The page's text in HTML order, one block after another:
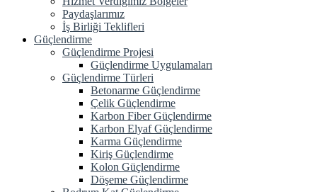
Paydaşlarımız
İş Birliği Teklifleri
Güçlendirme
Güçlendirme Projesi
Güçlendirme Uygulamaları
Güçlendirme Türleri
Betonarme Güçlendirme
Çelik Güçlendirme
Karbon Fiber Güçlendirme
Karbon Elyaf Güçlendirme
Karma Güçlendirme
Kiriş Güçlendirme
Kolon Güçlendirme
Döşeme Güçlendirme